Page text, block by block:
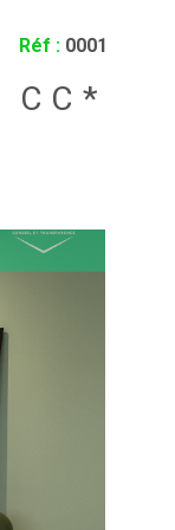
Réf : 0001
CC*